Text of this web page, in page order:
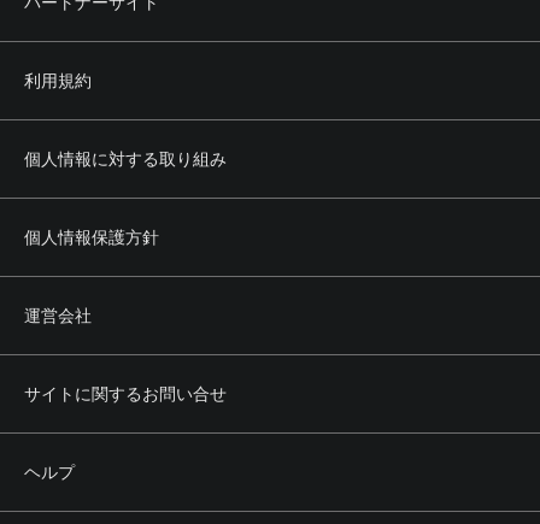
利用規約
個人情報に対する取り組み
個人情報保護方針
運営会社
サイトに関するお問い合せ
ヘルプ